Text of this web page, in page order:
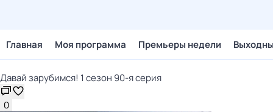
Главная Моя программа Премьеры недели
Давай зарубимся! 1 сезон 90-я серия
0